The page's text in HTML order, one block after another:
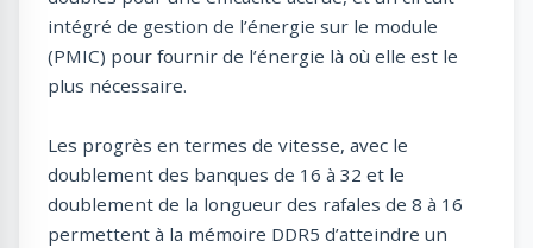
intégré de gestion de l’énergie sur le module
(PMIC) pour fournir de l’énergie là où elle est le
plus nécessaire.
Les progrès en termes de vitesse, avec le
doublement des banques de 16 à 32 et le
doublement de la longueur des rafales de 8 à 16
permettent à la mémoire DDR5 d’atteindre un